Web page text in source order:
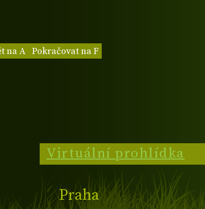
na A Pokračovat na F
Virtuální prohlídka
Praha